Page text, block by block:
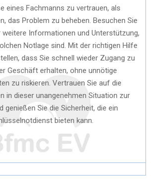
eines Fachmanns zu vertrauen, als
das Problem zu beheben. Besuchen Sie
weitere Informationen und Unterstützung,
Notlage sind. Mit der richtigen Hilfe
dass Sie schnell wieder Zugang zu
Geschäft erhalten, ohne unnötige
zu riskieren. Vertrauen Sie auf die
in dieser unangenehmen Situation zur
genießen Sie die Sicherheit, die ein
bieten kann.